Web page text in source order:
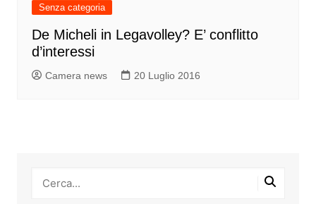
Senza categoria
De Micheli in Legavolley? E’ conflitto
d’interessi
Camera news 20 Luglio 2016